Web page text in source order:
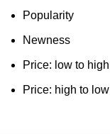
Popularity
Newness
Price: low to high
Price: high to low